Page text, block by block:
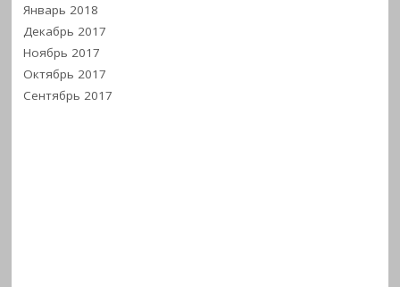
Январь 2018
Декабрь 2017
Ноябрь 2017
Октябрь 2017
Сентябрь 2017